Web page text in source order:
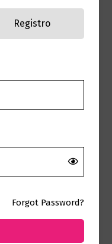
Registro
Forgot Password?